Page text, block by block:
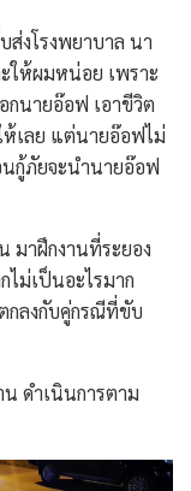
งโรงพยาบาล นา
ให้ผมหน่อย เพราะ
นายอ๊อฟ เอาขีวิต
เลย แต่นายอ๊อฟไม่
นกู้ภัยจะนำนายอ๊อฟ
มาฝึกงานที่ระยอง
ไม่เป็นอะไรมาก
กลงกับคู่กรณีที่ขับ
น ดำเนินการตาม